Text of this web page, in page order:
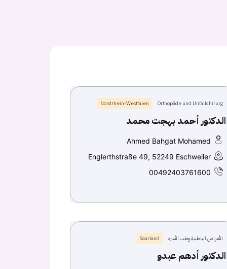
Orthopäde und Unfallchirurg
Nordrhein-Westfalen
الدكتور أحمد بهجت محمد
Ahmed Bahgat Mohamed
Englerthstraße 49, 52249 Eschweiler
00492403761600
الأمراض الباطنية وطب الأسرة Saarland
الدكتور أدهم عبدو